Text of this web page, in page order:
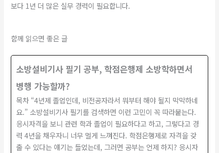
보다 1년 더 많은 실무 경력이 필요합니다.
함께 읽으면 좋은 글
소방설비기사 필기 공부, 학점은행제 소방학하면서
병행 가능할까?
목차 “4년제 졸업인데, 비전공자라서 뭐부터 해야 될지 막막하네
요.” 소방설비기사 필기를 검색하면 이런 고민이 꼭 따라붙는다.
응시자격을 보니 관련 학과 졸업이 필요하다고 하고, 그렇다고 경
력 4년을 채우자니 너무 멀게 느껴진다. 학점은행제로 자격을 갖
출 수 있다는 얘기는 들었는데, 그러면 공부는 언제 하지? 응시자